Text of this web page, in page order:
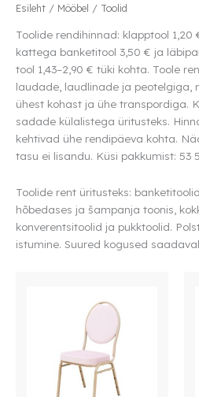
Esileht / Mööbel / Toolid
Toolide rendihinnad: klapptool 1,20
kattega banketitool 3,50 € ja
tool 1,43–2,90 € tüki kohta. Toole
laudade, laudlinade ja peotelgiga,
ühest kohast ja ühe transpordiga.
sadade külalistega üritusteks.
kehtivad ühe rendipäeva kohta.
tasu ei lisandu. Küsi pakkumist: 53
Toolide rent üritusteks:
hõbedases ja šampanja toonis,
konverentsitoolid ja pukktoolid.
istumine. Suured kogused